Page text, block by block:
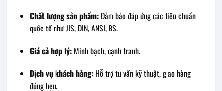
Chất lượng sản phẩm:Đảm bảo đáp ứng các tiêu chuẩn
quốc tế như JIS, DIN, ANSI, BS.
Giá cả hợp lý:Minh bạch, cạnh tranh.
Dịch vụ khách hàng:Hỗ trợ tư vấn kỹ thuật, giao hàng
đúng hẹn.